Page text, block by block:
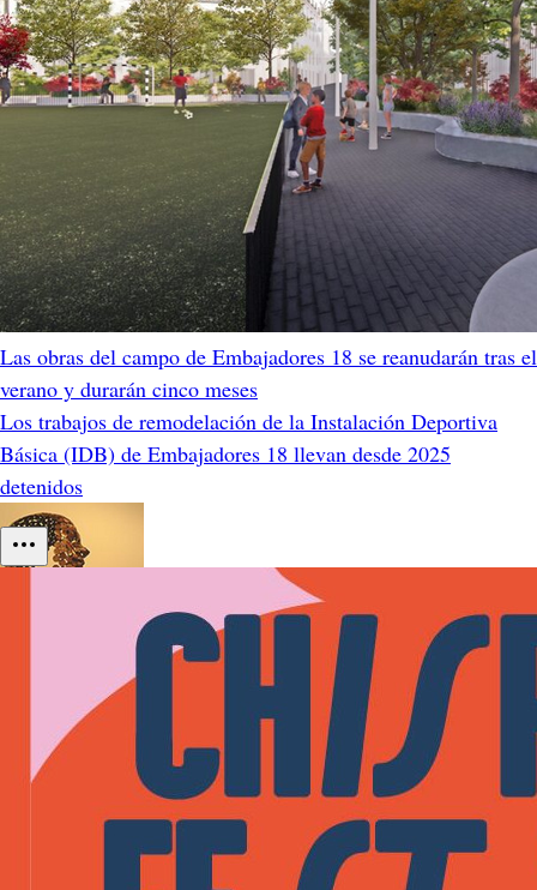
Las obras del campo de Embajadores 18 se reanudarán tras el
verano y durarán cinco meses
Los trabajos de remodelación de la Instalación Deportiva
Básica (IDB) de Embajadores 18 llevan desde 2025
detenidos